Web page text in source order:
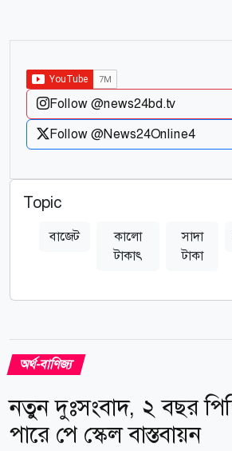
Follow @news24bd.tv
Follow @News24Online4
Topic
বাজেট
কালো
টাকাৎ
সাদা
টাকা
অর্থ-বাণিজ্য
নতুন দুঃসংবাদ, ২ বছর
পারে পে স্কেল বাস্তবায়ন